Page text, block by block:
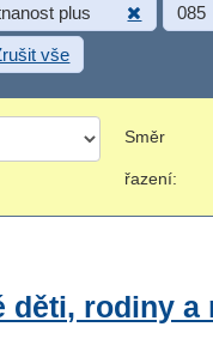
plus 085
vše
Směr
řazení:
rodiny a